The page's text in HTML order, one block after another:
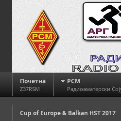
Почетна
Z37RSM
РСМ
Радиоаматерски
Cup of Europe & Balkan HST 2017